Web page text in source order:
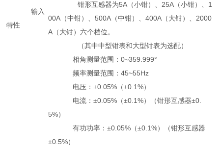
输入
特性
钳形互感器为5A（小钳）、25A（小钳）、1
00A（中钳）、500A（中钳）、400A（大钳）、2000
A（大钳）六个档位。
（其中中型钳表和大型钳表为选配）
相角测量范围：0~359.999°
频率测量范围：45~55Hz
电压：±0.05%（±0.1%）
电流：±0.05%（±0.1%）（钳形互感器±0.
5%）
有功功率：±0.05%（±0.1%）（钳形互感器
±0.5%）